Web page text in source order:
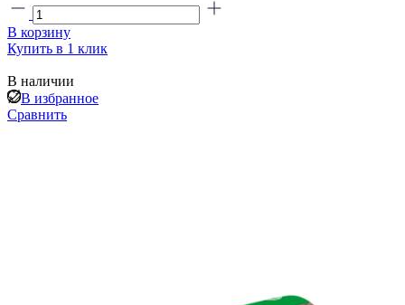
В корзину
Купить в 1 клик
В наличии
В избранное
Сравнить